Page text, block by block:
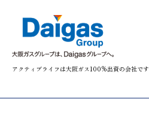
アクティブライフは大阪ガス100%出資の会社です